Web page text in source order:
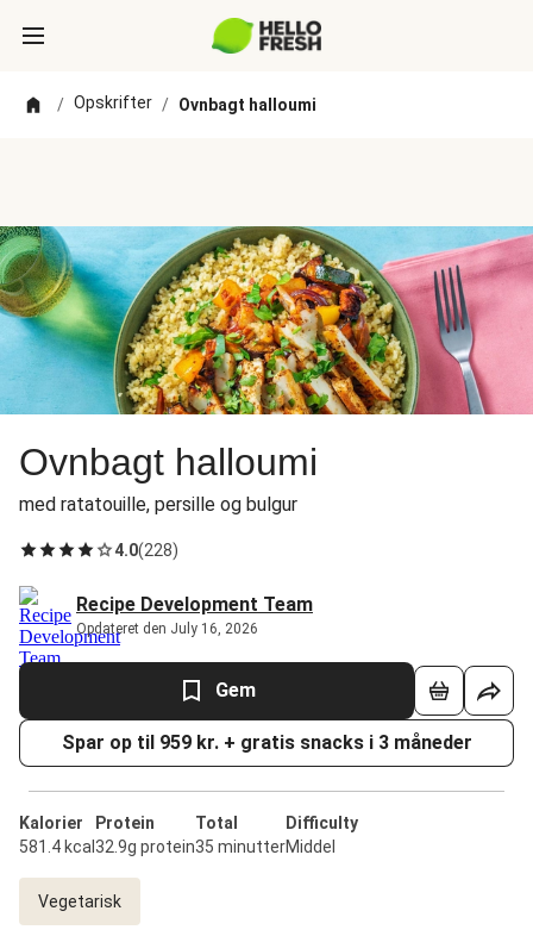
/ Opskrifter / Ovnbagt halloumi
Ovnbagt halloumi
med ratatouille, persille og bulgur
4.0(228)
Recipe Development Team
Opdateret den July 16, 2026
Gem
Spar op til 959 kr. + gratis snacks i 3 måneder
Kalorier
581.4 kcal
Protein
32.9g protein
Total
35 minutter
Difficulty
Middel
Vegetarisk